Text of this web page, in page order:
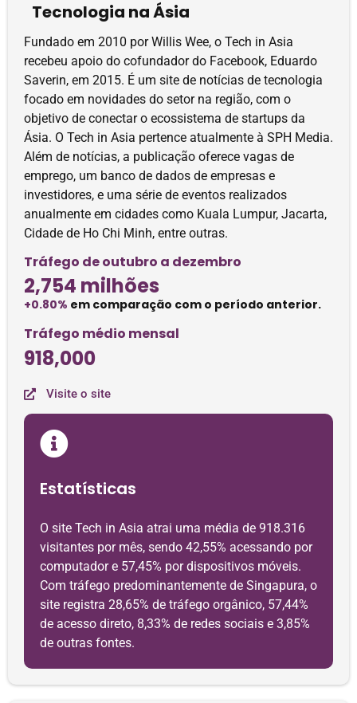
Tecnologia na Ásia
Fundado em 2010 por Willis Wee, o Tech in Asia
recebeu apoio do cofundador do Facebook, Eduardo
Saverin, em 2015. É um site de notícias de tecnologia
focado em novidades do setor na região, com o
objetivo de conectar o ecossistema de startups da
Ásia. O Tech in Asia pertence atualmente à SPH Media.
Além de notícias, a publicação oferece vagas de
emprego, um banco de dados de empresas e
investidores, e uma série de eventos realizados
anualmente em cidades como Kuala Lumpur, Jacarta,
Cidade de Ho Chi Minh, entre outras.
Tráfego de outubro a dezembro
2,754 milhões
+0.80% em comparação com o período anterior.
Tráfego médio mensal
918,000
Visite o site
Estatísticas
O site Tech in Asia atrai uma média de 918.316
visitantes por mês, sendo 42,55% acessando por
computador e 57,45% por dispositivos móveis.
Com tráfego predominantemente de Singapura, o
site registra 28,65% de tráfego orgânico, 57,44%
de acesso direto, 8,33% de redes sociais e 3,85%
de outras fontes.